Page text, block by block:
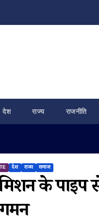
देश राज्य राजनीति
देश राज्य समाज
के पाइप से